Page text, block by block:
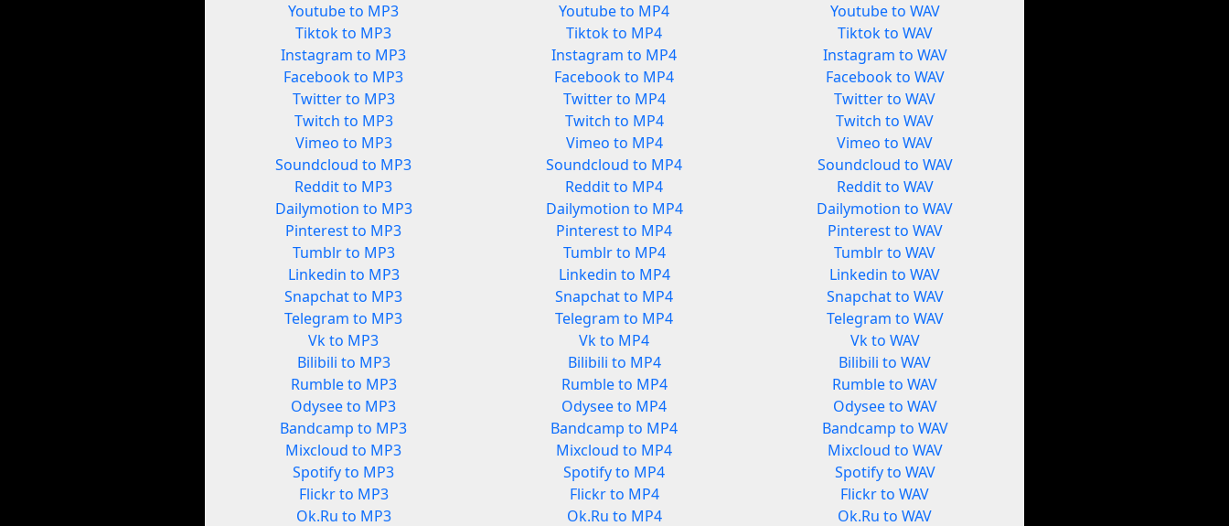
Youtube to MP3
Tiktok to MP3
Instagram to MP3
Facebook to MP3
Twitter to MP3
Twitch to MP3
Vimeo to MP3
Soundcloud to MP3
Reddit to MP3
Dailymotion to MP3
Pinterest to MP3
Tumblr to MP3
Linkedin to MP3
Snapchat to MP3
Telegram to MP3
Vk to MP3
Bilibili to MP3
Rumble to MP3
Odysee to MP3
Bandcamp to MP3
Mixcloud to MP3
Spotify to MP3
Flickr to MP3
Ok.Ru to MP3
Youtube to MP4
Tiktok to MP4
Instagram to MP4
Facebook to MP4
Twitter to MP4
Twitch to MP4
Vimeo to MP4
Soundcloud to MP4
Reddit to MP4
Dailymotion to MP4
Pinterest to MP4
Tumblr to MP4
Linkedin to MP4
Snapchat to MP4
Telegram to MP4
Vk to MP4
Bilibili to MP4
Rumble to MP4
Odysee to MP4
Bandcamp to MP4
Mixcloud to MP4
Spotify to MP4
Flickr to MP4
Ok.Ru to MP4
Youtube to WAV
Tiktok to WAV
Instagram to WAV
Facebook to WAV
Twitter to WAV
Twitch to WAV
Vimeo to WAV
Soundcloud to WAV
Reddit to WAV
Dailymotion to WAV
Pinterest to WAV
Tumblr to WAV
Linkedin to WAV
Snapchat to WAV
Telegram to WAV
Vk to WAV
Bilibili to WAV
Rumble to WAV
Odysee to WAV
Bandcamp to WAV
Mixcloud to WAV
Spotify to WAV
Flickr to WAV
Ok.Ru to WAV